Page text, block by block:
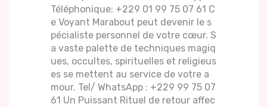
Téléphonique: +229 01 99 75 07 61 C
e Voyant Marabout peut devenir le s
pécialiste personnel de votre cœur. S
a vaste palette de techniques magiq
ues, occultes, spirituelles et religieus
es se mettent au service de votre a
mour. Tel/ WhatsApp : +229 99 75 07
61 Un Puissant Rituel de retour affec